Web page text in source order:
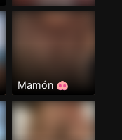
Mamón 🐽